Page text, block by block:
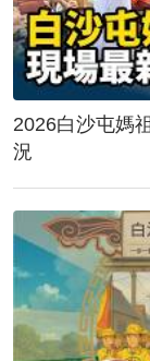
2026白沙屯媽
況